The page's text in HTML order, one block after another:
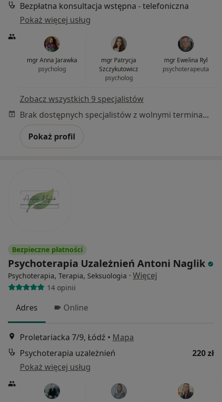
Bezpłatna konsultacja wstępna - telefoniczna
Pokaż więcej usług
mgr Anna Jarawka
psycholog
mgr Patrycja
Szczykutowicz
psycholog
mgr Ewelina Ryl
psychoterapeuta
Zobacz wszystkich 9 specjalistów
Brak dostępnych specjalistów z wolnymi terminami w tym centrum medycznym.
Pokaż profil
Bezpieczne płatności
Psychoterapia Uzależnień Antoni Naglik
Psychoterapia, Terapia, Seksuologia · Więcej
14 opinii
Adres Online
Proletariacka 7/9, Łódź • Mapa
Psychoterapia uzależnień
220 zł
Pokaż więcej usług